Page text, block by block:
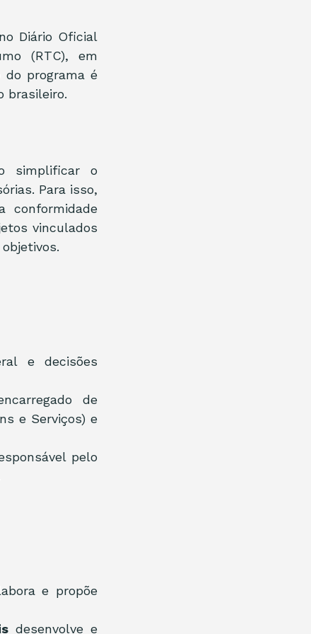
Diário Oficial
(RTC), em
do programa é
brasileiro.
simplificar o
Para isso,
conformidade
vinculados
e decisões
de
e Serviços) e
pelo
e propõe
desenvolve e